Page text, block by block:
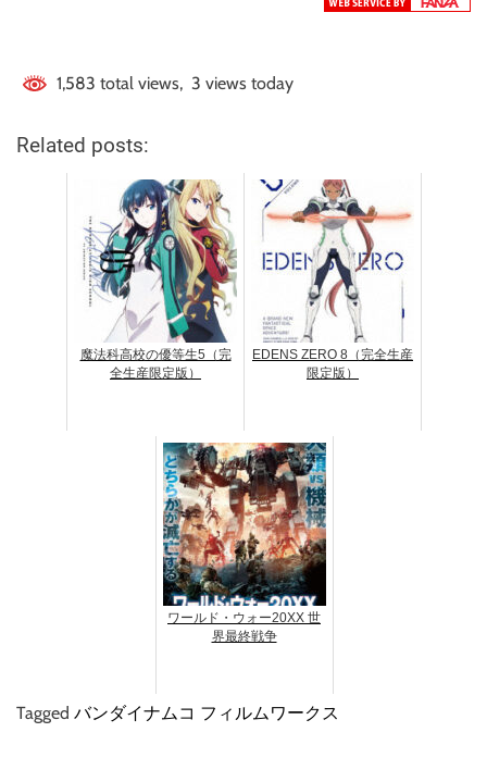
1,583 total views, 3 views today
Related posts:
魔法科高校の優等生5（完
全生産限定版）
EDENS ZERO 8（完全生産
限定版）
ワールド・ウォー20XX 世
界最終戦争
Tagged バンダイナムコ フィルムワークス